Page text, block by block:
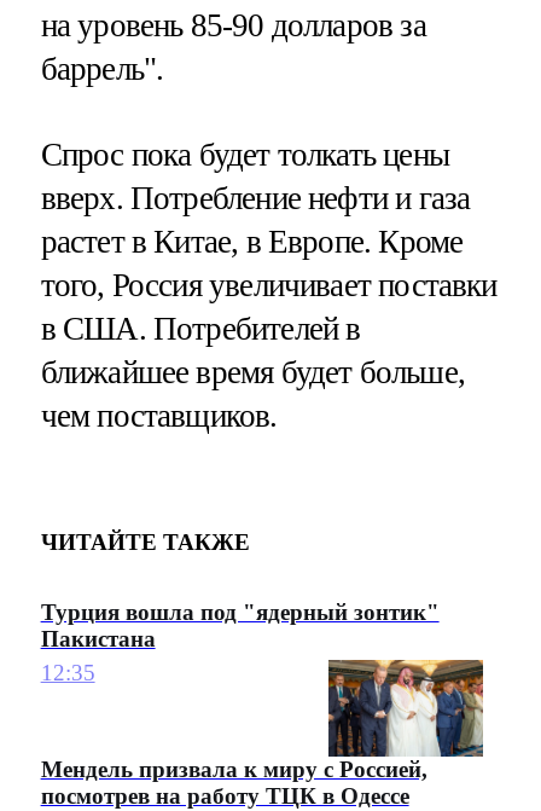
на уровень 85-90 долларов за
баррель".
Спрос пока будет толкать цены
вверх. Потребление нефти и газа
растет в Китае, в Европе. Кроме
того, Россия увеличивает поставки
в США. Потребителей в
ближайшее время будет больше,
чем поставщиков.
ЧИТАЙТЕ ТАКЖЕ
Турция вошла под "ядерный зонтик"
Пакистана
12:35
Мендель призвала к миру с Россией,
посмотрев на работу ТЦК в Одессе